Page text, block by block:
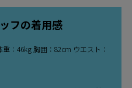
フの着用感
：46kg 胸囲：82cm ウエスト：